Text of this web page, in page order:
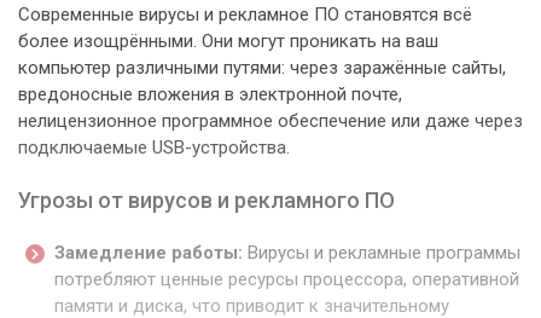
Современные вирусы и рекламное ПО становятся всё
более изощрёнными. Они могут проникать на ваш
компьютер различными путями: через заражённые сайты,
вредоносные вложения в электронной почте,
нелицензионное программное обеспечение или даже через
подключаемые USB-устройства.
Угрозы от вирусов и рекламного ПО
Замедление работы: Вирусы и рекламные программы
потребляют ценные ресурсы процессора, оперативной
памяти и диска, что приводит к значительному